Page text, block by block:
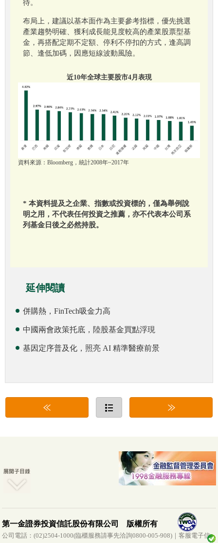
待。
布局上，建議以基本面作為主要參考指標，優先挑選
產業趨勢明確、獲利成長能見度較高的產業股票型基
金，再搭配定期不定額、停利不停扣的方式，逢高調
節、逢低加碼，因應短線波動風險。
近10年全球主要股市4月表現
資料來源：Bloomberg，統計2008年~2017年
* 本資料提及之企業、指數或投資標的，僅為舉例說
明之用，不代表任何投資之推薦，亦不代表本公司系
列基金日後之必然持股。
延伸閱讀
併購熱，FinTech吸金力高
中國兩會政策托底，陸股基金買點浮現
基因定序普及化，照亮 AI 精準醫療前景
第一金證券投資信託股份有限公司 版權所有
公司電話：(02)2504-1000(臨櫃服務請事先洽詢0800-005-908)｜客服電子信